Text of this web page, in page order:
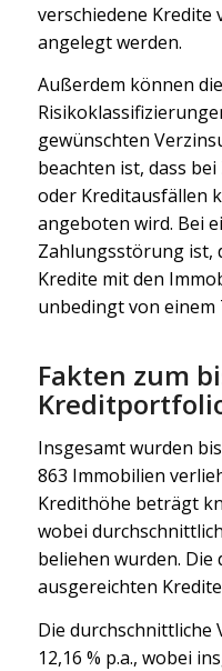
verschiedene Kredite
angelegt werden.
Außerdem können
gewünschten
beachten ist, dass
oder Kreditausfällen
angeboten wird. Bei
Zahlungsstörung ist,
Kredite mit den
unbedingt von
Fakten zum
Insgesamt wurden
863 Immobilien
Kredithöhe beträgt
wobei
beliehen wurden.
ausgereichten
Die durchschnittliche
12,16 % p.a., wobei